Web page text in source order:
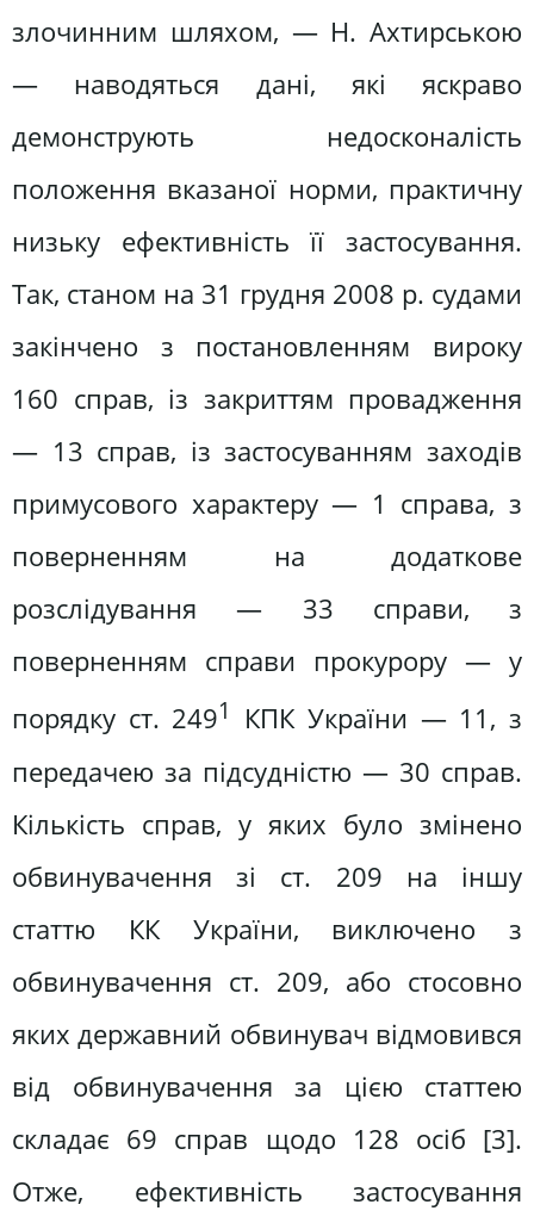
злочинним шляхом, — Н. Ахтирською
— наводяться дані, які яскраво
демонструють недосконалість
положення вказаної норми, практичну
низьку ефективність її застосування.
Так, станом на 31 грудня 2008 р. судами
закінчено з постановленням вироку
160 справ, із закриттям провадження
— 13 справ, із застосуванням заходів
примусового характеру — 1 справа, з
поверненням на додаткове
розслідування — 33 справи, з
поверненням справи прокурору — у
порядку ст. 2491
КПК України — 11, з
передачею за підсудністю — 30 справ.
Кількість справ, у яких було змінено
обвинувачення зі ст. 209 на іншу
статтю КК України, виключено з
обвинувачення ст. 209, або стосовно
яких державний обвинувач відмовився
від обвинувачення за цією статтею
складає 69 справ щодо 128 осіб [3].
Отже, ефективність застосування